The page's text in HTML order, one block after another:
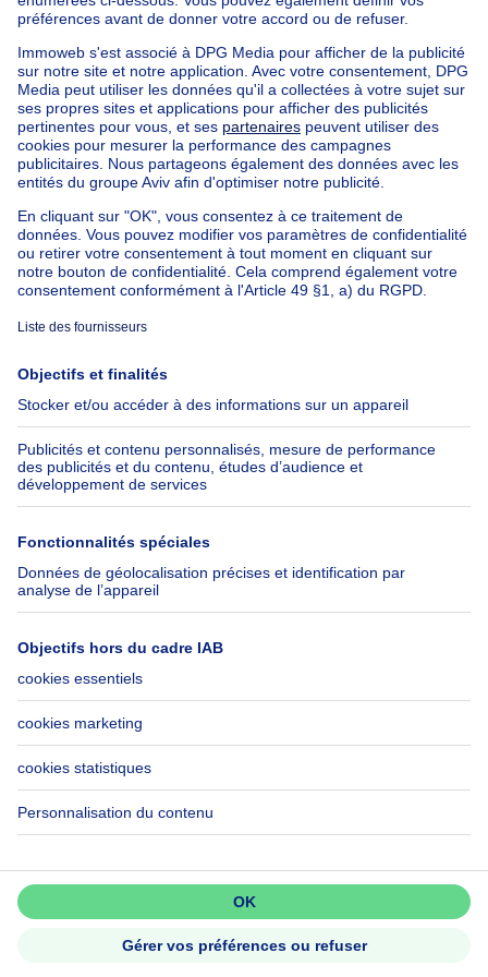
Maison Bel-étage à vendre
Bien exceptionnel à vendre
Ferme à vendre
Bungalow à vendre
Chalet à vendre
Château à vendre
Maison de campagne à vendre
Immeuble mixte à vendre
Autres biens à vendre
Manoir à vendre
Nos maisons hors de la Belgique
Maison à vendre France
Maison à vendre Espagne
Maison à vendre Italie
Maison à vendre Luxembourg
Maison à vendre Pays-bas
À propos
Immoweb
Presse
Emplois
Groupe Axel Springer
SeLoger.com
Immowelt.de
Outils
Belfius
Assurances
Check-list déménagement
Aide
FAQ
Accessibilité
Contactez-nous
Suivez-nous
LinkedIn
Immoweb SA © 2026 - Tous droits réservés
Conditions d'utilisation Gestion des cookies
Vie privée
Règles de fonctionnement et de classement
3044 -
d2b95f88ad4c2e3527743d6bd81664b3a2df8b8e -